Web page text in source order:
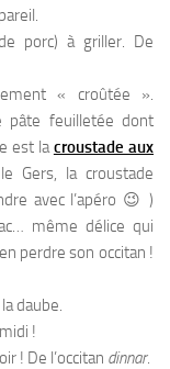
porc) à griller. De
« croûtée ».
pâte feuilletée dont
est lacroustade aux
Gers, la croustade
avec l’apéro 😉 )
même délice qui
perdre son occitan !
daube.
!
! De l’occitan dinnar.